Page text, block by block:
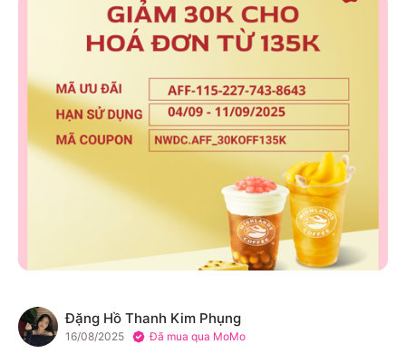
Đ Đặng Hồ Thanh Kim Phụng
16/08/2025 Đã mua qua MoMo